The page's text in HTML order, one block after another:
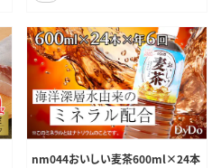
nm044おいしい麦茶600ml×24本